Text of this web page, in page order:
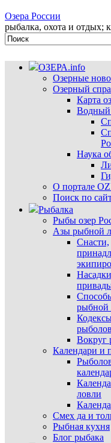
Озера России
рыбалка, охота и отдых;
ОЗЕРА.info
Озерные
Озерный
Карта
Водный
Наука
О портале
Поиск по
Рыбалка
Рыбы озер
Азы рыбной
Снасти,
рыбной
Вокруг
Календари и
ловли
Смех да и
Рыбная кухня
Блог рыбака